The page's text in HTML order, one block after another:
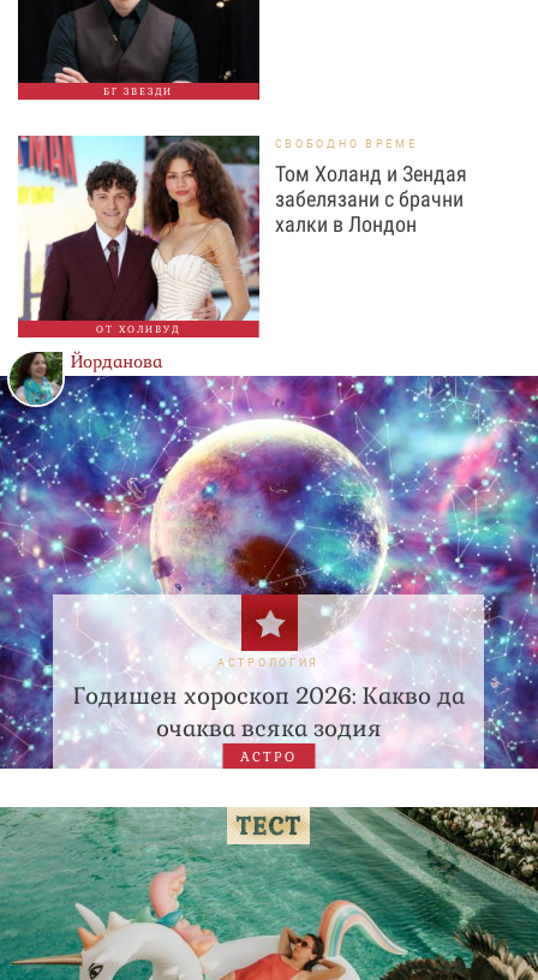
БГ ЗВЕЗДИ
ОТ ХОЛИВУД
СВОБОДНО ВРЕМЕ
Том Холанд и Зендая
забелязани с брачни
халки в Лондон
Йорданова
АСТРОЛОГИЯ
Годишен хороскоп 2026: Какво да
очаква всяка зодия
АСТРО